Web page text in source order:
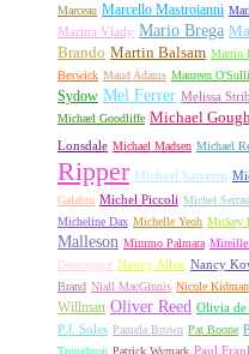
Marceau Marcello Mastroianni
Marina Vlady Mario Brega
Brando Martin Balsam Martin
Beswick Maud Adams Maureen
Sydow Mel Ferrer Melissa
Michael Goodliffe Michael
Lonsdale Michael Madsen Michael
Ripper Michael Sarrazin
Galabru Michel Piccoli Michel
Micheline Dax Michelle Yeoh Mickey
Malleson Mimmo Palmara Mireille
Demongeot Nancy Allen Nancy
Brand Niall MacGinnis Nicole Kidman
Willman Oliver Reed Olivia
P.J. Soles Pamela Brown Pat Boone
Troughton Patrick Wymark Paul